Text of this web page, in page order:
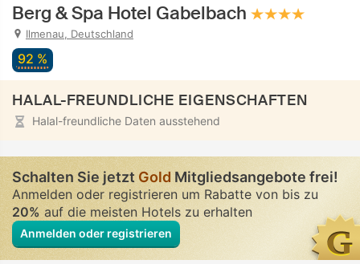
Berg & Spa Hotel Gabelbach
Ilmenau, Deutschland
92 %
HALAL-FREUNDLICHE EIGENSCHAFTEN
Halal-freundliche Daten ausstehend
Schalten Sie jetztGold Mitgliedsangebote frei!
Anmelden oder registrieren um Rabatte von bis zu
20%auf die meisten Hotels zu erhalten
Anmelden oder registrieren